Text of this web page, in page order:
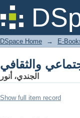
DSpace Home →
الجندي، أنور
Show full item record